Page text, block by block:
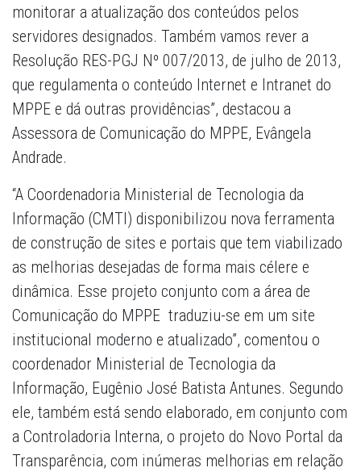
monitorar a atualização dos conteúdos pelos
servidores designados. Também vamos rever a
Resolução RES-PGJ Nº 007/2013, de julho de 2013,
que regulamenta o conteúdo Internet e Intranet do
MPPE e dá outras providências”, destacou a
Assessora de Comunicação do MPPE, Evângela
Andrade.
“A Coordenadoria Ministerial de Tecnologia da
Informação (CMTI) disponibilizou nova ferramenta
de construção de sites e portais que tem viabilizado
as melhorias desejadas de forma mais célere e
dinâmica. Esse projeto conjunto com a área de
Comunicação do MPPE traduziu-se em um site
institucional moderno e atualizado”, comentou o
coordenador Ministerial de Tecnologia da
Informação, Eugênio José Batista Antunes. Segundo
ele, também está sendo elaborado, em conjunto com
a Controladoria Interna, o projeto do Novo Portal da
Transparência, com inúmeras melhorias em relação